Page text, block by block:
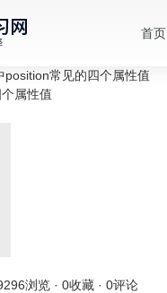
首页
position常见的四个属性值
属性值
浏览 · 0收藏 · 0评论